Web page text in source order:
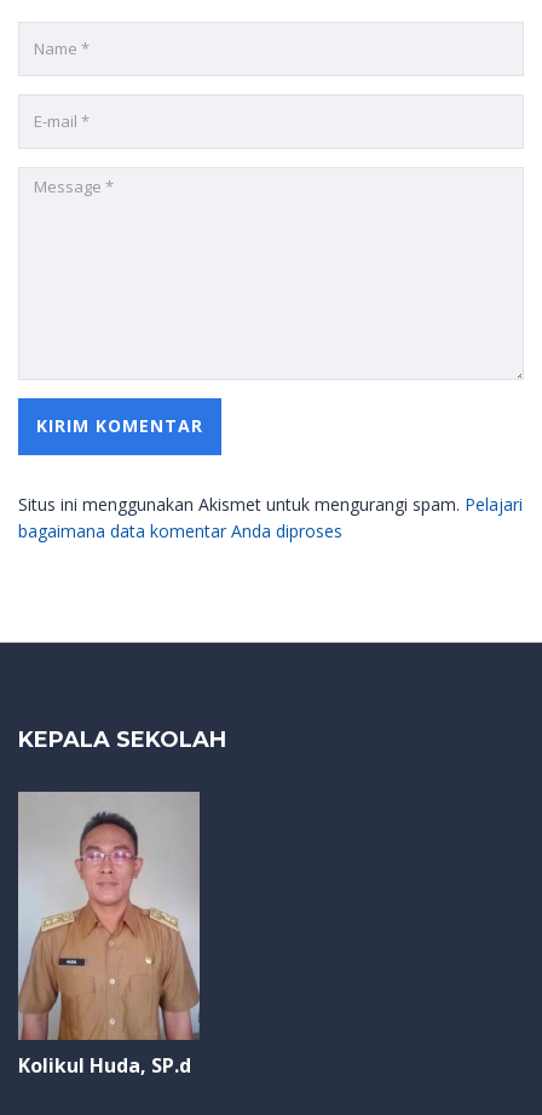
Situs ini menggunakan Akismet untuk mengurangi spam. Pelajari
bagaimana data komentar Anda diproses
KEPALA SEKOLAH
Kolikul Huda, SP.d